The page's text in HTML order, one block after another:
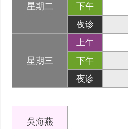
星期二 下午
夜诊
星期三
上午
下午
夜诊
吳海燕